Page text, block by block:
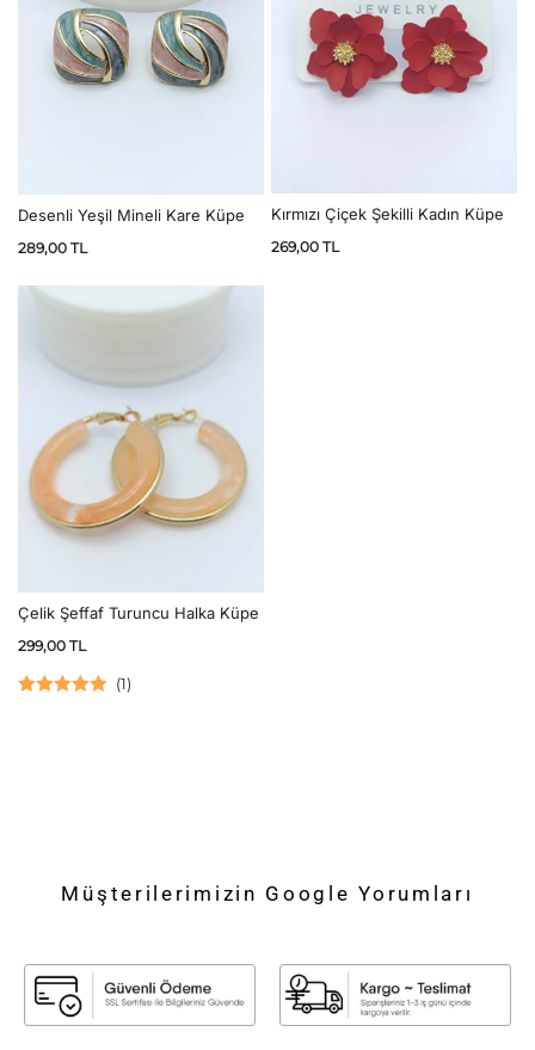
Desenli Yeşil Mineli Kare Küpe
289,00 TL
Kırmızı Çiçek Şekilli Kadın Küpe
269,00 TL
Çelik Şeffaf Turuncu Halka Küpe
299,00 TL
(1)
Müşterilerimizin Google Yorumları